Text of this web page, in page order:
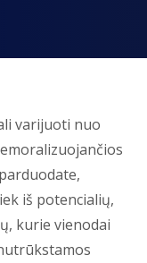
varijuoti nuo
iš potencialių,
kurie vienodai